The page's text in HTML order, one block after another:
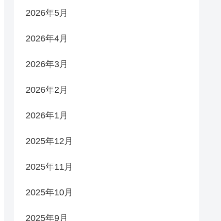
2026年5月
2026年4月
2026年3月
2026年2月
2026年1月
2025年12月
2025年11月
2025年10月
2025年9月